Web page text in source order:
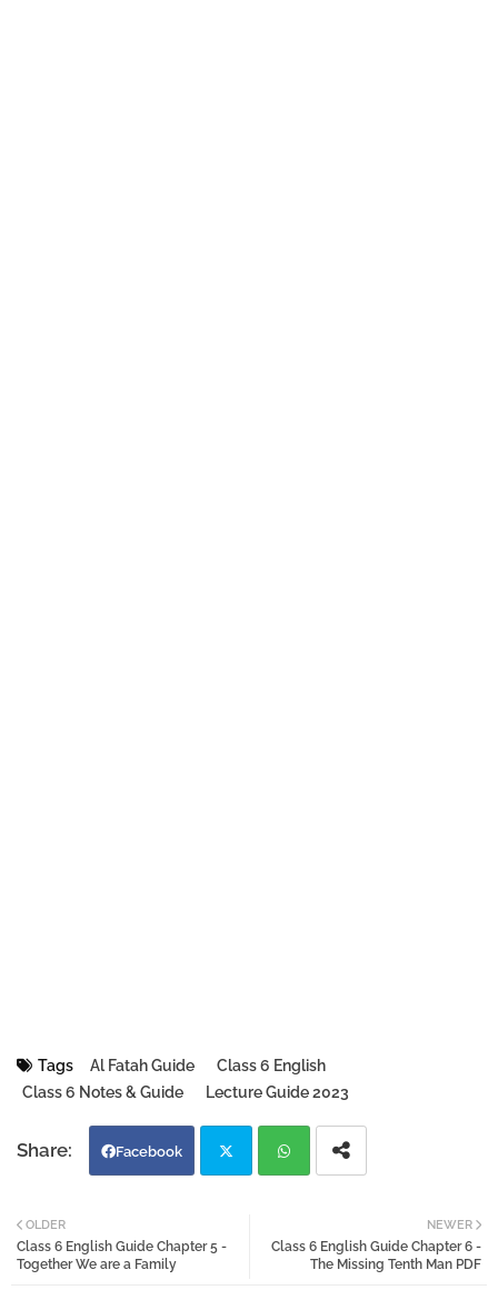
Tags Al Fatah Guide
Class 6 English
Class 6 Notes & Guide
Lecture Guide 2023
Facebook
tter atsa
NEWER
Class 6 English Guide Chapter 6 -
The Missing Tenth Man PDF
OLDER
Class 6 English Guide Chapter 5 -
Together We are a Family